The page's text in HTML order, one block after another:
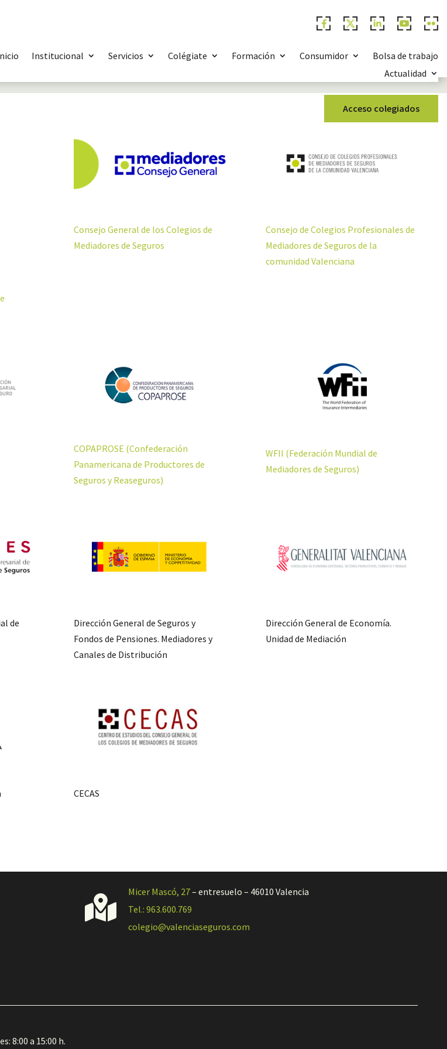
Institucional Servicios Colégiate Formación Consumidor
Bolsa de trabajo
Actualidad
Acceso colegiados
Consejo General de los Colegios de
Mediadores de Seguros
Consejo de Colegios Profesionales de
Mediadores de Seguros de la
comunidad Valenciana
COPAPROSE (Confederación
Panamericana de Productores de
Seguros y Reaseguros)
WFII (Federación Mundial de
Mediadores de Seguros)
de
Dirección General de Seguros y
Fondos de Pensiones. Mediadores y
Canales de Distribución
Dirección General de Economía.
Unidad de Mediación
CECAS

Micer Mascó, 27– entresuelo – 46010 Valencia
Tel.: 963.600.769
colegio@valenciaseguros.com
8:00 a 15:00 h.